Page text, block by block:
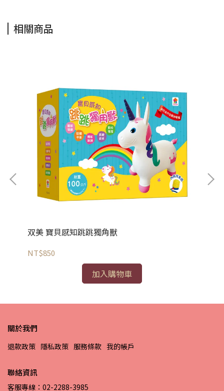
相關商品
双美 寶貝感知跳跳獨角獸
NT$850
加入購物車
關於我們
退款政策 隱私政策 服務條款 我的帳戶
聯絡資訊
客服專線：02-2288-3985